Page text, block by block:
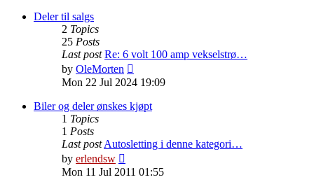
Deler til salgs
2 Topics
25 Posts
Last post Re: 6 volt 100 amp vekselstrø…
by OleMorten
the
post
Mon 22 Jul 2024 19:09
Biler og deler ønskes kjøpt
1 Topics
1 Posts
Last post Autosletting i denne kategori…
by erlendsw
the
Mon 11 Jul 2011 01:55